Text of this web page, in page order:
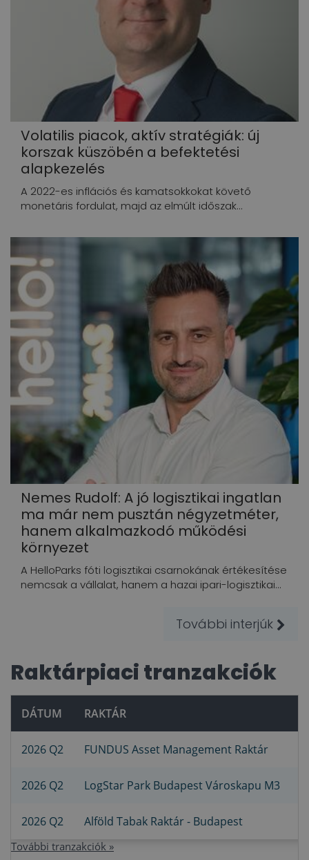
Volatilis piacok, aktív stratégiák: új
korszak küszöbén a befektetési
alapkezelés
A 2022-es inflációs és kamatsokkokat követő
monetáris fordulat, majd az elmúlt időszak...
Nemes Rudolf: A jó logisztikai ingatlan
ma már nem pusztán négyzetméter,
hanem alkalmazkodó működési
környezet
A HelloParks fóti logisztikai csarnokának értékesítése
nemcsak a vállalat, hanem a hazai ipari-logisztikai...
További interjúk
Raktárpiaci tranzakciók
DÁTUM RAKTÁR
2026 Q2 FUNDUS Asset Management Raktár
2026 Q2 LogStar Park Budapest Városkapu M3
2026 Q2 Alföld Tabak Raktár - Budapest
További tranzakciók »